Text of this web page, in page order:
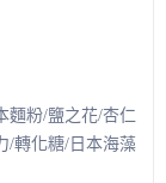
麵粉/鹽之花/杏仁
/轉化糖/日本海藻